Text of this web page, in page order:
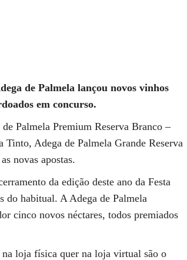
de Palmela lançou novos vinhos
em concurso.
Palmela Premium Reserva Branco –
Adega de Palmela Grande Reserva
novas apostas.
da edição deste ano da Festa
do habitual. A Adega de Palmela
cinco novos néctares, todos premiados
loja física quer na loja virtual são o